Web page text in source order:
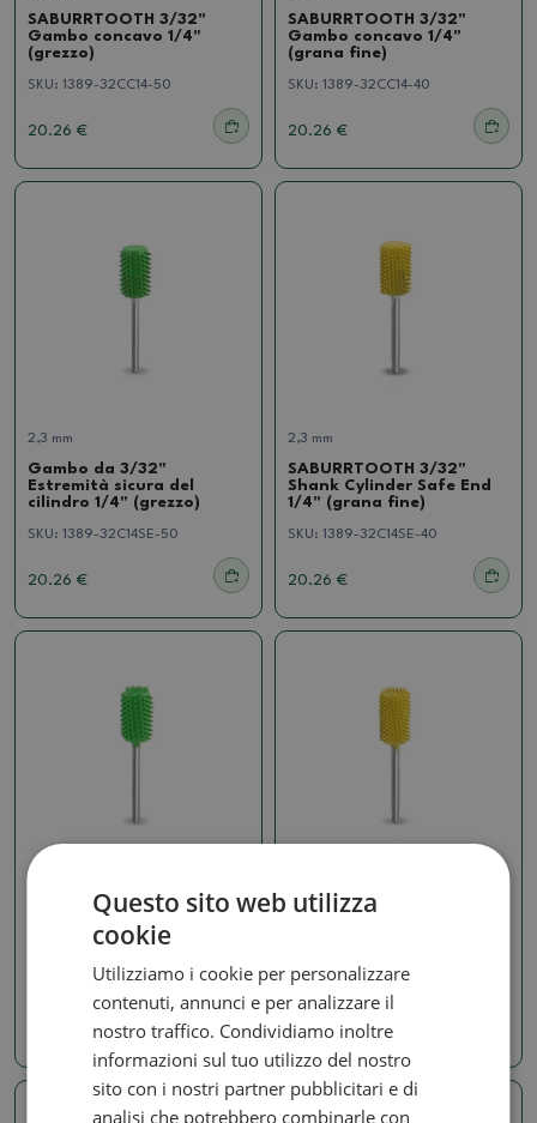
SABURRTOOTH 3/32"
Gambo concavo 1/4"
(grezzo)
SKU: 1389-32CC14-50
20.26 €
SABURRTOOTH 3/32"
Gambo concavo 1/4"
(grana fine)
SKU: 1389-32CC14-40
20.26 €
2,3 mm
Gambo da 3/32"
Estremità sicura del
cilindro 1/4" (grezzo)
SKU: 1389-32C14SE-50
20.26 €
2,3 mm
SABURRTOOTH 3/32"
Shank Cylinder Safe End
1/4" (grana fine)
SKU: 1389-32C14SE-40
20.26 €
Cilindro SABURRTOOTH
con gambo da 3/32" e
1389-32C14-50 SKU:1389-32C14-40
20.26 €
Questo sito web utilizza
cookie
Utilizziamo i cookie per personalizzare
contenuti, annunci e per analizzare il
nostro traffico. Condividiamo inoltre
informazioni sul tuo utilizzo del nostro
sito con i nostri partner pubblicitari e di
analisi che potrebbero combinarle con